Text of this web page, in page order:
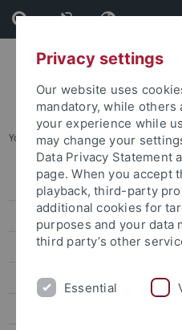
Skip
to
content
Skip
to
footer
You are here: Startseite ...
Verzeichnis der Studiengänge
Studiengänge in Kooperation mit
Studienmodelle
Masterstudiengänge
Privacy settings
Our website uses
mandatory, while others
your experience while
may change your
Data Privacy Statement
page. When you accept
playback, third-party
additional cookies for
purposes and your data
third party’s other
Essential